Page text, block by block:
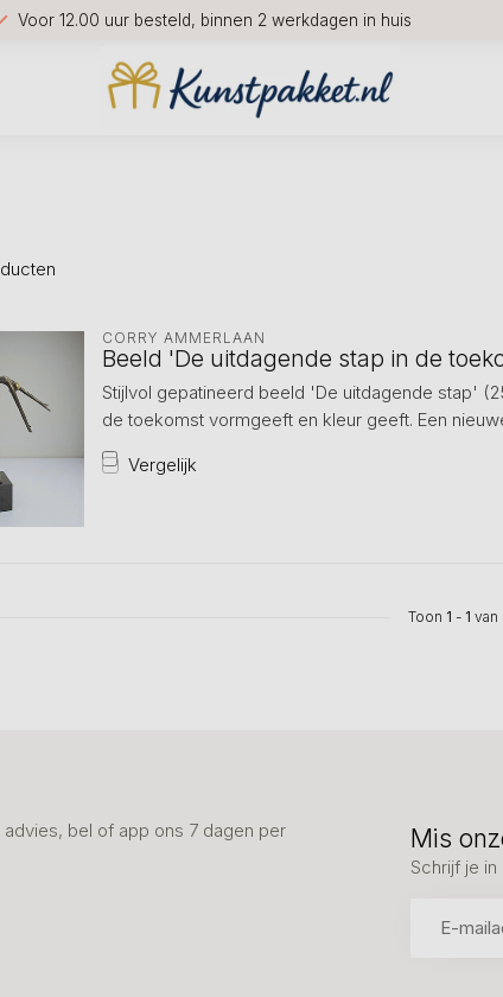
Voor 12.00 uur besteld, binnen 2 werkdagen in huis
CORRY AMMERLAAN
Beeld 'De uitdagende stap in de
Stijlvol gepatineerd beeld 'De uitdagende stap'
de toekomst vormgeeft en kleur geeft. Een
Vergelijk
Toon 1 - 1 van
bel of app ons 7 dagen per
Mis
Schrijf je